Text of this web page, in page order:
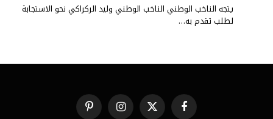
يتجه الناخب الوطني الناخب الوطني وليد الركراكي نحو الاستجابة
لطلب تقدم به…
فيسبوك X الانستغرامبينتيريست